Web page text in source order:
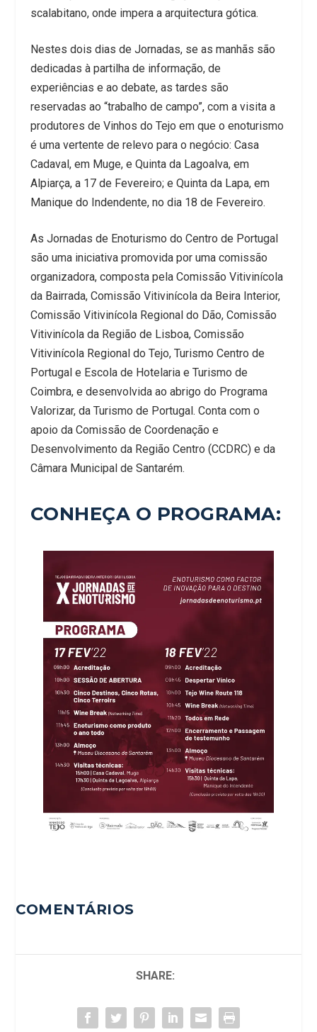
scalabitano, onde impera a arquitectura gótica.
Nestes dois dias de Jornadas, se as manhãs são
dedicadas à partilha de informação, de
experiências e ao debate, as tardes são
reservadas ao “trabalho de campo”, com a visita a
produtores de Vinhos do Tejo em que o enoturismo
é uma vertente de relevo para o negócio: Casa
Cadaval, em Muge, e Quinta da Lagoalva, em
Alpiarça, a 17 de Fevereiro; e Quinta da Lapa, em
Manique do Indendente, no dia 18 de Fevereiro.
As Jornadas de Enoturismo do Centro de Portugal
são uma iniciativa promovida por uma comissão
organizadora, composta pela Comissão Vitivinícola
da Bairrada, Comissão Vitivinícola da Beira Interior,
Comissão Vitivinícola Regional do Dão, Comissão
Vitivinícola da Região de Lisboa, Comissão
Vitivinícola Regional do Tejo, Turismo Centro de
Portugal e Escola de Hotelaria e Turismo de
Coimbra, e desenvolvida ao abrigo do Programa
Valorizar, da Turismo de Portugal. Conta com o
apoio da Comissão de Coordenação e
Desenvolvimento da Região Centro (CCDRC) e da
Câmara Municipal de Santarém.
CONHEÇA O PROGRAMA:
COMENTÁRIOS
SHARE: